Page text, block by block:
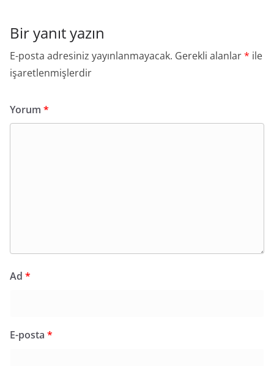
Bir yanıt yazın
E-posta adresiniz yayınlanmayacak. Gerekli alanlar* ile
işaretlenmişlerdir
Yorum *
Ad *
E-posta *